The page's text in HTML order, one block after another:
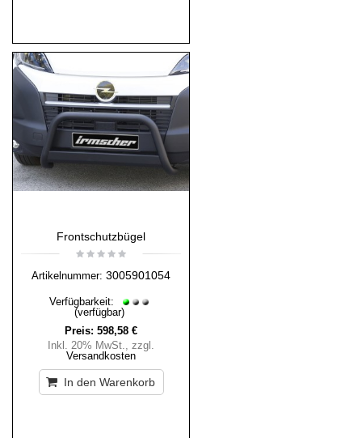
Frontschutzbügel
Artikelnummer: 3005901054
Verfügbarkeit:
(verfügbar)
Preis: 598,58 €
Inkl. 20% MwSt., zzgl.
Versandkosten
In den Warenkorb